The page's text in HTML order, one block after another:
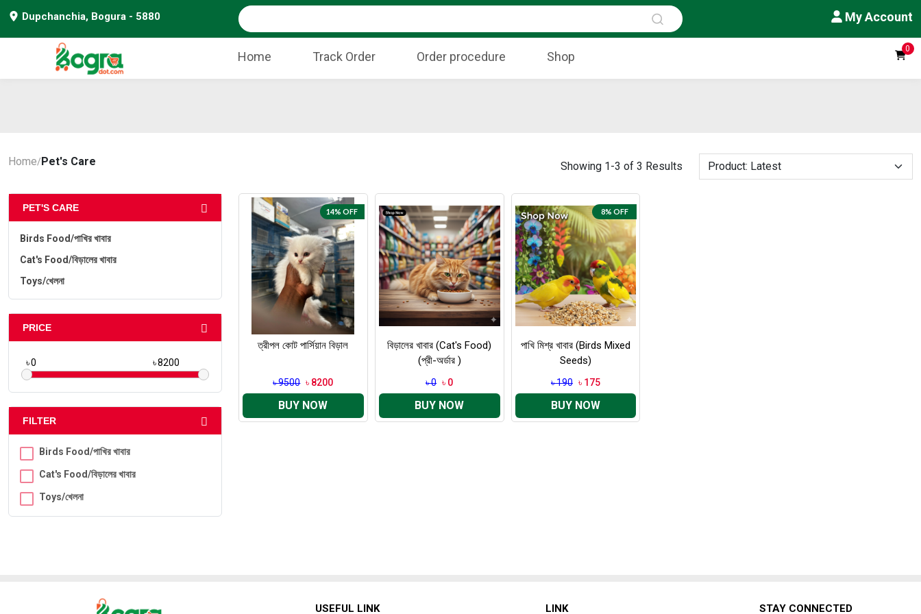
Dupchanchia, Bogura - 5880 My Account
Home Track Order Order procedure Shop
0
Home/Pet's Care Showing 1-3 of 3 Results
PET'S CARE
Birds Food/পাখির খাবার
Cat's Food/বিড়ালের খাবার
Toys/খেলনা
PRICE
৳ ৳
FILTER
Birds Food/পাখির খাবার
Cat's Food/বিড়ালের খাবার
Toys/খেলনা
14% OFF
ত্রীপল কোট পার্সিয়ান বিড়াল
৳ 9500 ৳ 8200
BUY NOW
বিড়ালের খাবার (Cat's Food)
(প্রী-অর্ডার )
৳ 0 ৳ 0
BUY NOW
8% OFF
পাখি মিশ্র খাবার (Birds Mixed
Seeds)
৳ 190 ৳ 175
BUY NOW
USEFUL LINK LINK STAY CONNECTED